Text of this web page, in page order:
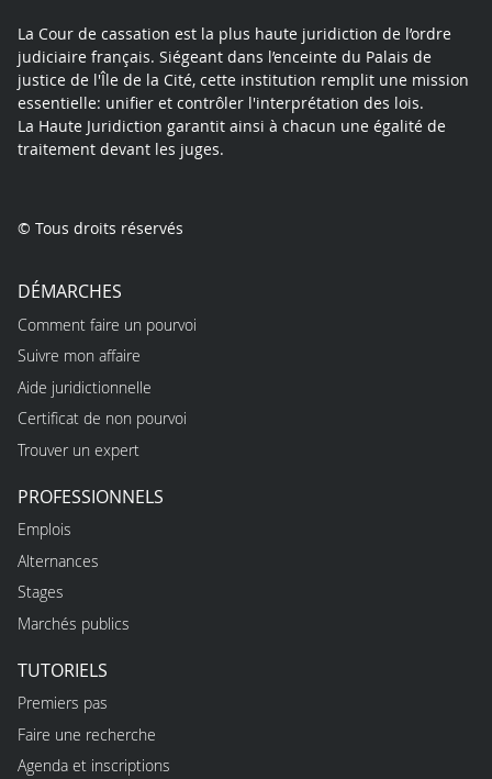
La Cour de cassation est la plus haute juridiction de l’ordre
judiciaire français. Siégeant dans l’enceinte du Palais de
justice de l'Île de la Cité, cette institution remplit une mission
essentielle: unifier et contrôler l'interprétation des lois.
La Haute Juridiction garantit ainsi à chacun une égalité de
traitement devant les juges.
© Tous droits réservés
DÉMARCHES
Comment faire un pourvoi
Suivre mon affaire
Aide juridictionnelle
Certificat de non pourvoi
Trouver un expert
PROFESSIONNELS
Emplois
Alternances
Stages
Marchés publics
TUTORIELS
Premiers pas
Faire une recherche
Agenda et inscriptions